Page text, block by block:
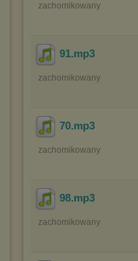
zachomikowany
91.mp3
zachomikowany
70.mp3
zachomikowany
98.mp3
zachomikowany